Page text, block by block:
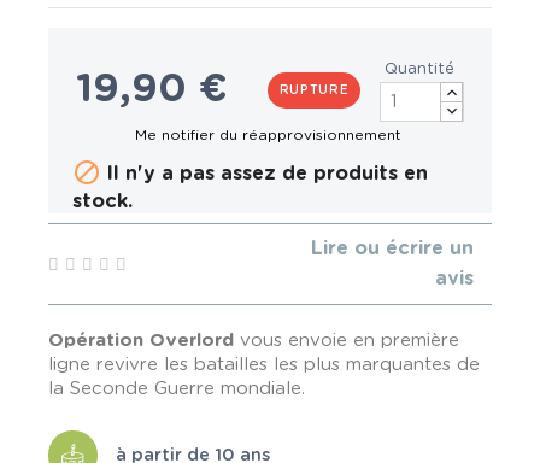
19,90 € RUPTURE
Quantité
 Il n'y a pas assez de produits en
stock.
Lire ou écrire un
avis
Opération Overlord vous envoie en première
ligne revivre les batailles les plus marquantes de
la Seconde Guerre mondiale.
à partir de 10 ans